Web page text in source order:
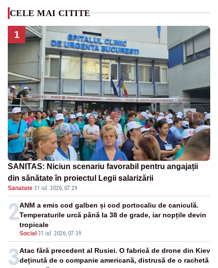
CELE MAI CITITE
1
SANITAS: Niciun scenariu favorabil pentru angajații
din sănătate în proiectul Legii salarizării
Sanatate·31 iul. 2026, 07:29
2
Social -31 iul. 2026, 07:39
ANM a emis cod galben și cod portocaliu de caniculă.
Temperaturile urcă până la 38 de grade, iar nopțile devin
tropicale
3Atac fără precedent al Rusiei. O fabrică de drone din Kiev
deținută de o companie americană, distrusă de o rachetă